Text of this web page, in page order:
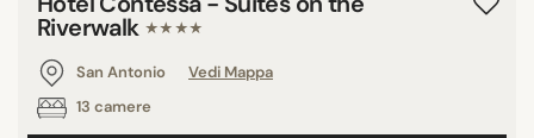
Riverwalk ★★★★
San Antonio
Vedi Mappa
13 camere